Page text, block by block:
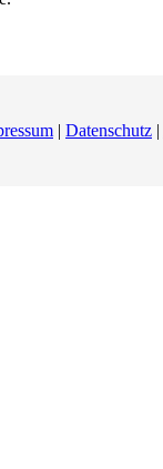
| Datenschutz |